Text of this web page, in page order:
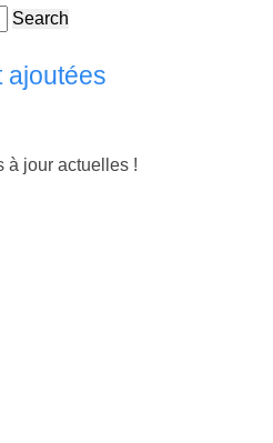
Search
ajoutées
à jour actuelles !